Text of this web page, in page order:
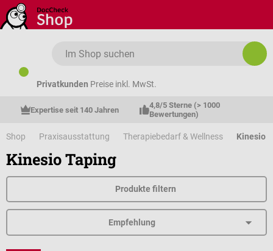
Zum Hauptinhalt springen
Privatkunden Preise inkl. MwSt.
Expertise seit 140 Jahren
4,8/5 Sterne (> 1000
Bewertungen)
Shop Praxisausstattung Therapiebedarf & Wellness Kinesio
Kinesio Taping
Produkte filtern